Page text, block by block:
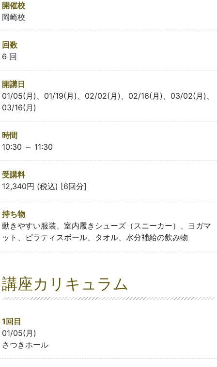
開催校
岡崎校
回数
6 回
開講日
01/05(月)、01/19(月)、02/02(月)、02/16(月)、03/02(月)、
03/16(月)
時間
10:30 ～ 11:30
受講料
12,340円 (税込) [6回分]
持ち物
動きやすい服装、室内履きシューズ（スニーカー）、ヨガマ
ット、ピラティスボール、タオル、水分補給の飲み物
講座カリキュラム
1回目
01/05(月)
さつきホール